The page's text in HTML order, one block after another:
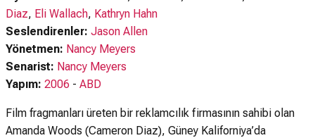
Diaz, Eli Wallach, Kathryn Hahn
Seslendirenler: Jason Allen
Yönetmen: Nancy Meyers
Senarist: Nancy Meyers
Yapım: 2006 - ABD
Film fragmanları üreten bir reklamcılık firmasının sahibi olan
Amanda Woods (Cameron Diaz), Güney Kaliforniya’da